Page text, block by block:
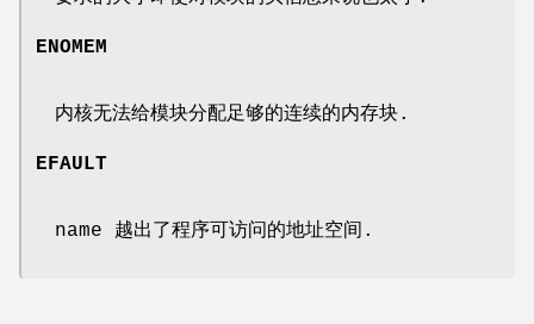
ENOMEM
内核无法给模块分配足够的连续的内存块.
EFAULT
name 越出了程序可访问的地址空间.